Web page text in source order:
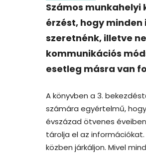
Számos
érzést, hogy
szeretnénk, illetve
kommunikációs
esetleg másra van
A könyvben a 3.
számára egyértelmű,
évszázad ötvenes
tárolja el az
közben járkáljon. Mivel